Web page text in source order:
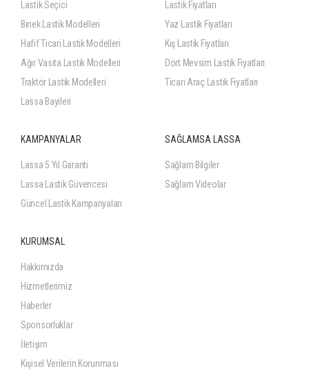
Lastik Seçici
Binek Lastik Modelleri
Hafif Ticari Lastik Modelleri
Ağır Vasıta Lastik Modelleri
Traktör Lastik Modelleri
Lassa Bayileri
Lastik Fiyatları
Yaz Lastik Fiyatları
Kış Lastik Fiyatları
Dört Mevsim Lastik Fiyatları
Ticari Araç Lastik Fiyatları
KAMPANYALAR
Lassa 5 Yıl Garanti
Lassa Lastik Güvencesi
Güncel Lastik Kampanyaları
SAĞLAMSA LASSA
Sağlam Bilgiler
Sağlam Videolar
KURUMSAL
Hakkımızda
Hizmetlerimiz
Haberler
Sponsorluklar
İletişim
Kişisel Verilerin Korunması